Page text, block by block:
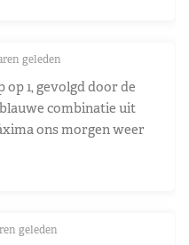
geleden
1, gevolgd door de
combinatie uit
ons morgen weer
geleden